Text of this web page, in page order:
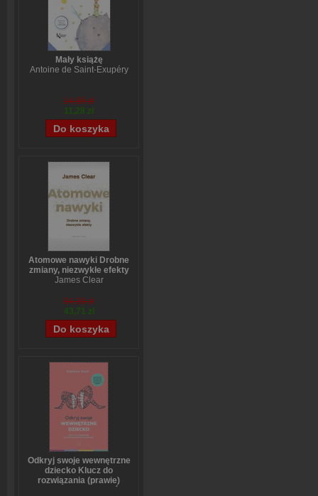
Mały książę
Antoine de Saint-Exupéry
14,89 zł
11,28 zł
Atomowe nawyki Drobne
zmiany, niezwykłe efekty
James Clear
54,39 zł
43,71 zł
Odkryj swoje wewnętrzne
dziecko Klucz do
rozwiązania (prawie)